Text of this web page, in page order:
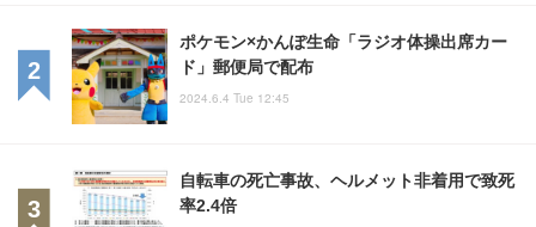
ポケモン×かんぽ生命「ラジオ体操出席カー
ド」郵便局で配布
2024.6.4 Tue 12:45
自転車の死亡事故、ヘルメット非着用で致死
率2.4倍